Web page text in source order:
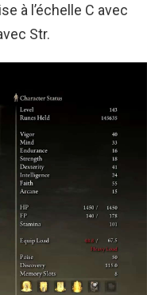
à l’échelle C avec
Str.